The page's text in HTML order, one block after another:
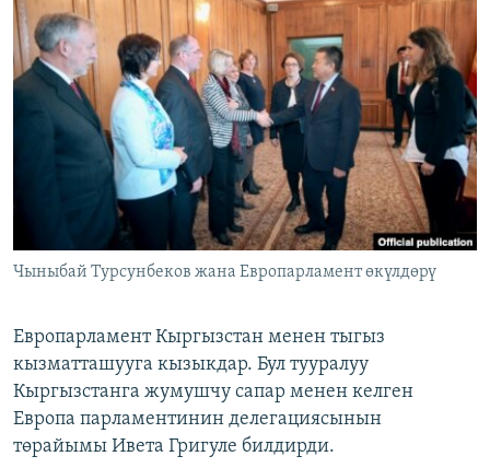
ДАНИСТЕ
ЭЖЕ-СИҢДИЛЕР
АЗАТТЫК+
ЫҢГАЙСЫЗ СУРООЛОР
ОНЛАЙН ШЕРИНЕ
ЭЕ/АРнун бардык сайттары
Чыныбай Турсунбеков жана Европарламент өкүлдөрү
Европарламент Кыргызстан менен тыгыз
кызматташууга кызыкдар. Бул тууралуу
Кыргызстанга жумушчу сапар менен келген
Европа парламентинин делегациясынын
төрайымы Ивета Григуле билдирди.